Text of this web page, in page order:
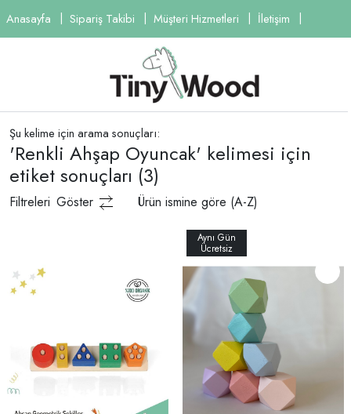
Anasayfa Sipariş Takibi Müşteri Hizmetleri İletişim
Şu kelime için arama sonuçları:
'Renkli Ahşap Oyuncak' kelimesi için
etiket sonuçları (3)
Filtreleri Göster Ürün ismine göre (A-Z)